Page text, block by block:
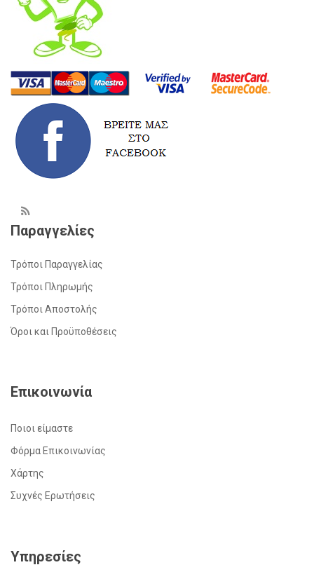
Παραγγελίες
Τρόποι Παραγγελίας
Τρόποι Πληρωμής
Τρόποι Αποστολής
Όροι και Προϋποθέσεις
Επικοινωνία
Ποιοι είμαστε
Φόρμα Επικοινωνίας
Χάρτης
Συχνές Ερωτήσεις
Υπηρεσίες